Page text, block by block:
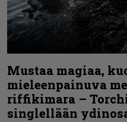
Mustaa magiaa,
mieleenpainuva
riffikimara –
singlellään